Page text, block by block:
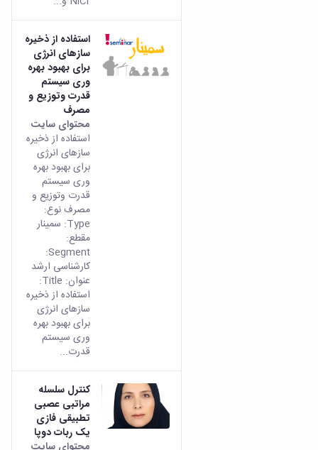
استفاده از ذخیره
سازهای انرژی
برای بهبود بهره
وری سیستم
قدرت وتوزیع و
مصرف
محتوای سایت
استفاده از ذخیره
سازهای انرژی
برای بهبود بهره
وری سیستم
قدرت وتوزیع و
مصرف نوع:
Type: سمینار
مقطع:
Segment:
کارشناسی ارشد
عنوان: Title:
استفاده از ذخیره
سازهای انرژی
برای بهبود بهره
وری سیستم
قدرت...
کنترل سلسله
مراتبی عصبی
تطبیقی فازی
یک ربات دوپا
محتوای سایت